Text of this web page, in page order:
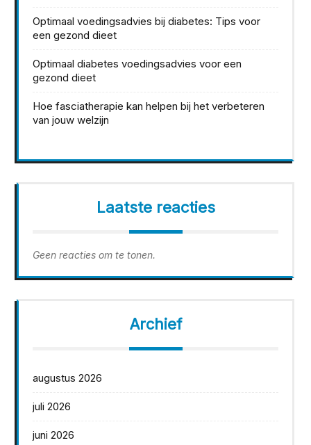
Optimaal voedingsadvies bij diabetes: Tips voor
een gezond dieet
Optimaal diabetes voedingsadvies voor een
gezond dieet
Hoe fasciatherapie kan helpen bij het verbeteren
van jouw welzijn
Laatste reacties
Geen reacties om te tonen.
Archief
augustus 2026
juli 2026
juni 2026